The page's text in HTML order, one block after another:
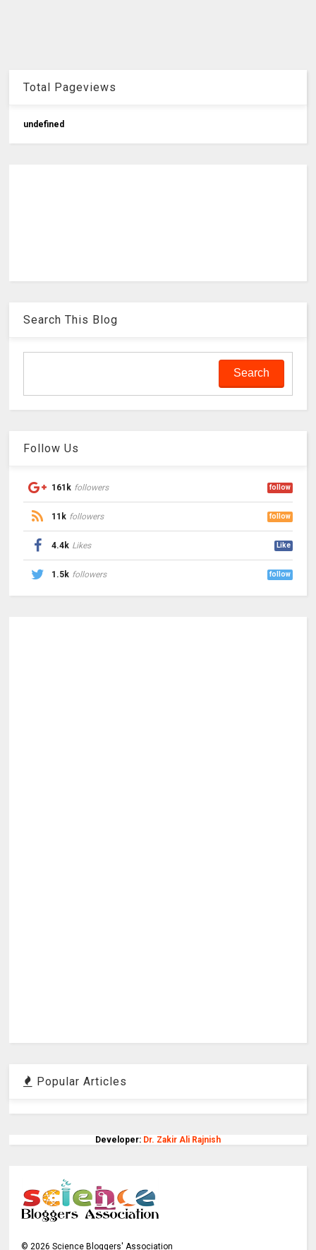
Total Pageviews
undefned
Search This Blog
Follow Us
161k followers follow
11k followers follow
4.4k Likes Like
1.5k followers follow
Popular Articles
Developer: Dr. Zakir Ali Rajnish
©2026 Science Bloggers' Association